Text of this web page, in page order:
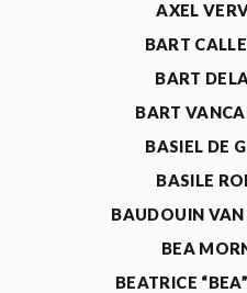
AXEL
BART
BART
BART
BASIEL DE
BASILE
BAUDOUIN VAN
BEA
BEATRICE